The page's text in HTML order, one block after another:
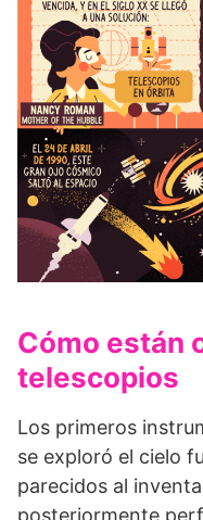
Cómo están
telescopios
Los primeros
se exploró el cielo
parecidos al
posteriormente